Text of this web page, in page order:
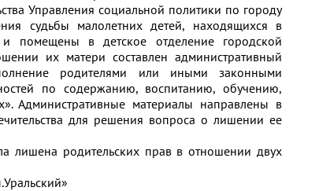
Управления социальной политики по городу
судьбы малолетних детей, находящихся в
помещены в детское отделение городской
их матери составлен административный
родителями или иными законными
по содержанию, воспитанию, обучению,
Административные материалы направлены в
для решения вопроса о лишении ее
лишена родительских прав в отношении двух